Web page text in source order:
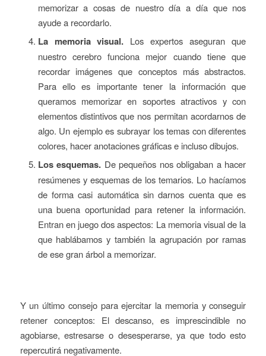
memorizar a cosas de nuestro día a día que nos
ayude a recordarlo.
La memoria visual. Los expertos aseguran que
nuestro cerebro funciona mejor cuando tiene que
recordar imágenes que conceptos más abstractos.
Para ello es importante tener la información que
queramos memorizar en soportes atractivos y con
elementos distintivos que nos permitan acordarnos de
algo. Un ejemplo es subrayar los temas con diferentes
colores, hacer anotaciones gráficas e incluso dibujos.
Los esquemas. De pequeños nos obligaban a hacer
resúmenes y esquemas de los temarios. Lo hacíamos
de forma casi automática sin darnos cuenta que es
una buena oportunidad para retener la información.
Entran en juego dos aspectos: La memoria visual de la
que hablábamos y también la agrupación por ramas
de ese gran árbol a memorizar.
Y un último consejo para ejercitar la memoria y conseguir
retener conceptos: El descanso, es imprescindible no
agobiarse, estresarse o desesperarse, ya que todo esto
repercutirá negativamente.